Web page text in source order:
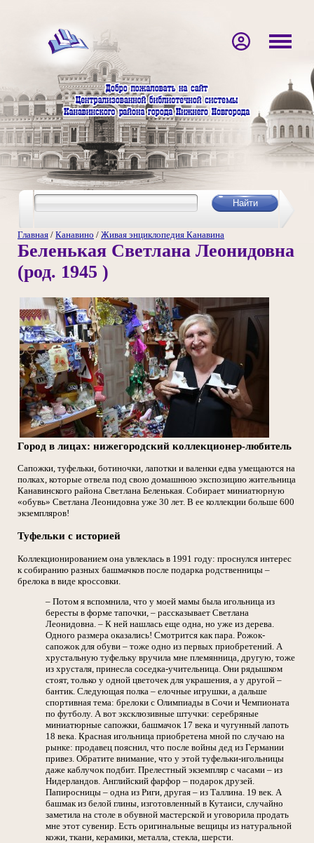
Главная / Канавино / Живая энциклопедия Канавина
Беленькая Светлана Леонидовна
(род. 1945 )
Город в лицах: нижегородский коллекционер-любитель
Сапожки, туфельки, ботиночки, лапотки и валенки едва умещаются на
полках, которые отвела под свою домашнюю экспозицию жительница
Канавинского района Светлана Беленькая. Собирает миниатюрную
«обувь» Светлана Леонидовна уже 30 лет. В ее коллекции больше 600
экземпляров!
Туфельки с историей
Коллекционированием она увлеклась в 1991 году: проснулся интерес
к собиранию разных башмачков после подарка родственницы –
брелока в виде кроссовки.
– Потом я вспомнила, что у моей мамы была игольница из
бересты в форме тапочки, – рассказывает Светлана
Леонидовна. – К ней нашлась еще одна, но уже из дерева.
Одного размера оказались! Смотрится как пара. Рожок-
сапожок для обуви – тоже одно из первых приобретений. А
хрустальную туфельку вручила мне племянница, другую, тоже
из хрусталя, принесла соседка-учительница. Они рядышком
стоят, только у одной цветочек для украшения, а у другой –
бантик. Следующая полка – елочные игрушки, а дальше
спортивная тема: брелоки с Олимпиады в Сочи и Чемпионата
по футболу. А вот эксклюзивные штучки: серебряные
миниатюрные сапожки, башмачок 17 века и чугунный лапоть
18 века. Красная игольница приобретена мной по случаю на
рынке: продавец пояснил, что после войны дед из Германии
привез. Обратите внимание, что у этой туфельки-игольницы
даже каблучок подбит. Прелестный экземпляр с часами – из
Нидерландов. Английский фарфор – подарок друзей.
Папиросницы – одна из Риги, другая – из Таллина. 19 век. А
башмак из белой глины, изготовленный в Кутаиси, случайно
заметила на столе в обувной мастерской и уговорила продать
мне этот сувенир. Есть оригинальные вещицы из натуральной
кожи, ткани, керамики, металла, стекла, шерсти.